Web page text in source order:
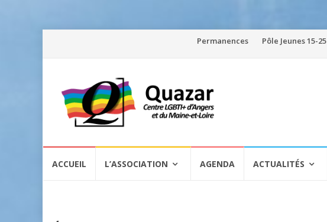
Aller
Permanences Pôle Jeunes 15-25
ACCUEIL L’ASSOCIATION AGENDA ACTUALITÉS